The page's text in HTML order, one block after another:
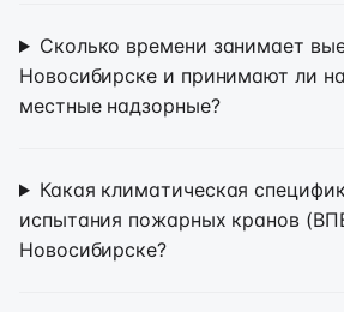
Сколько времени занимает
Новосибирске и принимают ли
местные надзорные?
Какая климатическая
испытания пожарных кранов
Новосибирске?